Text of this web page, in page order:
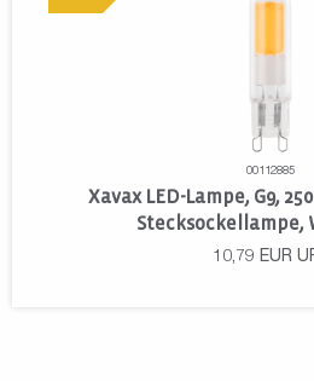
00112885
Xavax LED-Lampe, G9,
Stecksockellampe,
10,79 EUR